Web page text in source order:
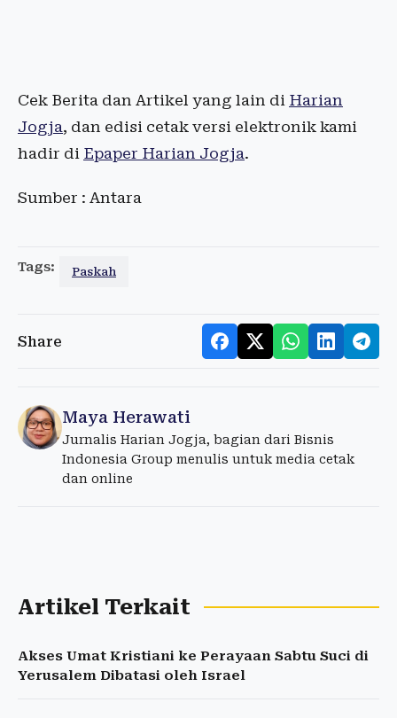
Cek Berita dan Artikel yang lain di Harian
Jogja, dan edisi cetak versi elektronik kami
hadir di Epaper Harian Jogja.
Sumber : Antara
Tags: Paskah
Share
Maya Herawati
Jurnalis Harian Jogja, bagian dari Bisnis
Indonesia Group menulis untuk media cetak
dan online
Artikel Terkait
Akses Umat Kristiani ke Perayaan Sabtu Suci di
Yerusalem Dibatasi oleh Israel